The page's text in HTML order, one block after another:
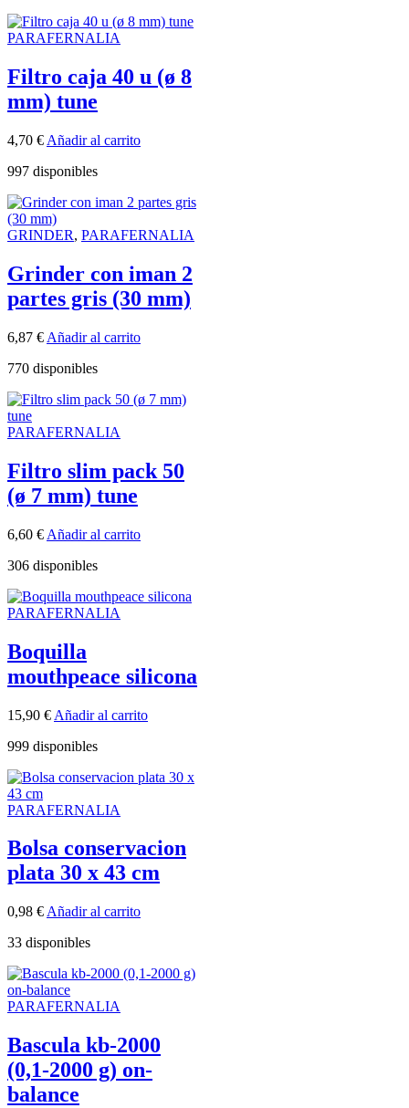
PARAFERNALIA
Filtro caja 40 u (ø 8
mm) tune
4,70 € Añadir al carrito
997 disponibles
GRINDER, PARAFERNALIA
Grinder con iman 2
partes gris (30 mm)
6,87 € Añadir al carrito
770 disponibles
PARAFERNALIA
Filtro slim pack 50
(ø 7 mm) tune
6,60 € Añadir al carrito
306 disponibles
PARAFERNALIA
Boquilla
mouthpeace silicona
15,90 € Añadir al carrito
999 disponibles
PARAFERNALIA
Bolsa conservacion
plata 30 x 43 cm
0,98 € Añadir al carrito
33 disponibles
PARAFERNALIA
Bascula kb-2000
(0,1-2000 g) on-
balance